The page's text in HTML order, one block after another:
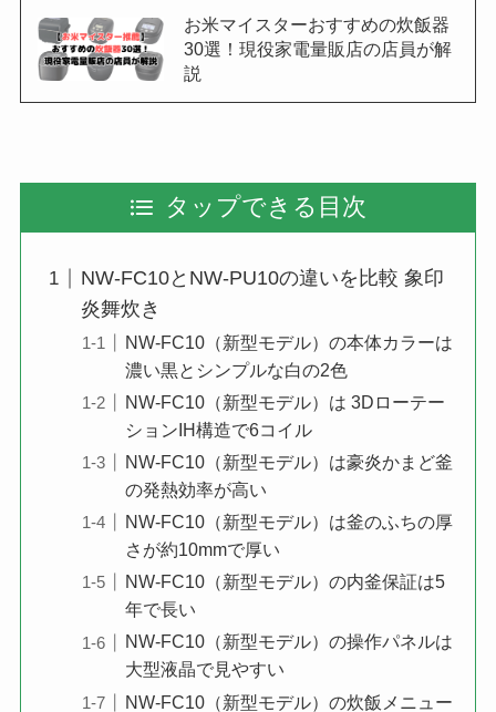
お米マイスターおすすめの炊飯器
30選！現役家電量販店の店員が解
説
タップできる目次
NW-FC10とNW-PU10の違いを比較 象印
炎舞炊き
NW-FC10（新型モデル）の本体カラーは
濃い黒とシンプルな白の2色
NW-FC10（新型モデル）は 3Dローテー
ションIH構造で6コイル
NW-FC10（新型モデル）は豪炎かまど釜
の発熱効率が高い
NW-FC10（新型モデル）は釜のふちの厚
さが約10mmで厚い
NW-FC10（新型モデル）の内釜保証は5
年で長い
NW-FC10（新型モデル）の操作パネルは
大型液晶で見やすい
NW-FC10（新型モデル）の炊飯メニュー